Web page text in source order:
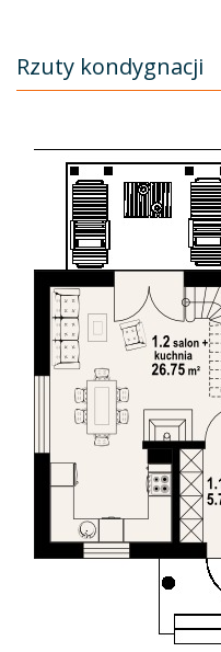
Rzuty kondygnacji